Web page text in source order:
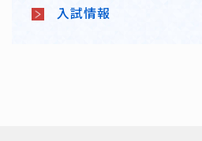
入試情報